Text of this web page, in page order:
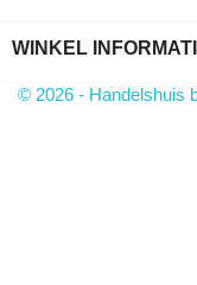
WINKEL
© 2026 - Handelshuis